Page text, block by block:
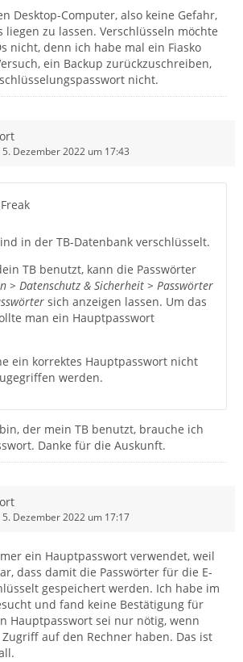
Desktop-Computer, also keine Gefahr,
zu lassen. Verschlüsseln möchte
nicht, denn ich habe mal ein Fiasko
ein Backup zurückzuschreiben,
nicht.
5. Dezember 2022 um 17:43
in der TB-Datenbank verschlüsselt.
TB benutzt, kann die Passwörter
> Datenschutz & Sicherheit > Passwörter
sich anzeigen lassen. Um das
man ein Hauptpasswort
ein korrektes Hauptpasswort nicht
werden.
der mein TB benutzt, brauche ich
Danke für die Auskunft.
5. Dezember 2022 um 17:17
ein Hauptpasswort verwendet, weil
dass damit die Passwörter für die E-
gespeichert werden. Ich habe im
und fand keine Bestätigung für
Hauptpasswort sei nur nötig, wenn
auf den Rechner haben. Das ist